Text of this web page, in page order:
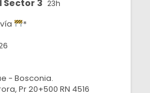
Sector 3 23h
*
- Bosconia.
Pr 20+500 RN 4516